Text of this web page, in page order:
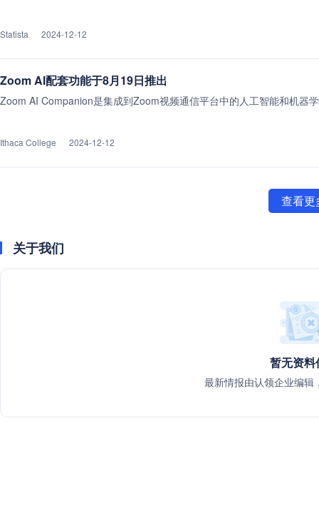
Statista 2024-12-12
Zoom AI配套功能于8月19日推出
Zoom AI Companion是集成到Zoom视频通信平台中的人工智能和机器
Ithaca College 2024-12-12
查看更
关于我们
暂无资料
最新情报由认领企业编辑